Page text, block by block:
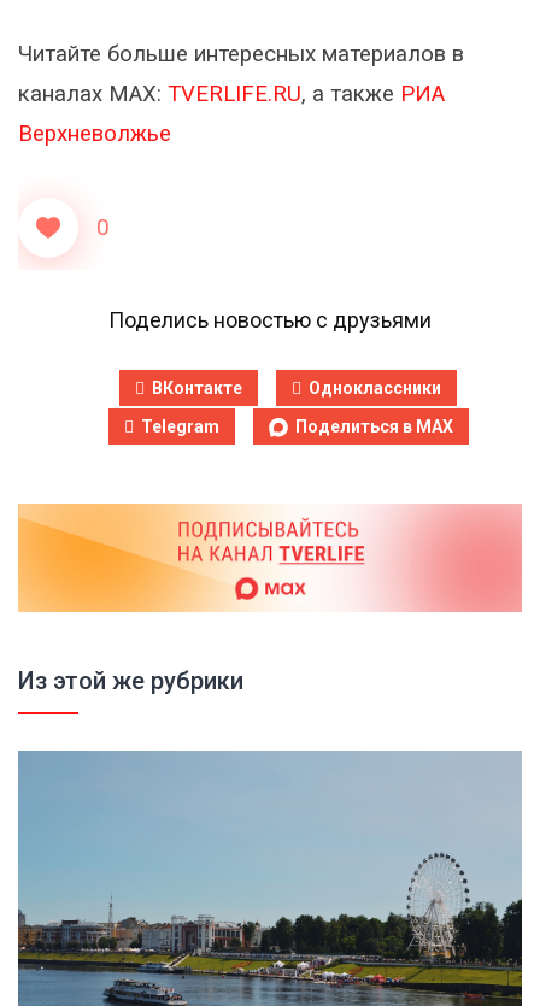
Читайте больше интересных материалов в
каналах МАХ: TVERLIFE.RU, а также РИА
Верхневолжье
0
Поделись новостью с друзьями
ВКонтакте
Одноклассники
Telegram
Поделиться в MAX
Из этой же рубрики